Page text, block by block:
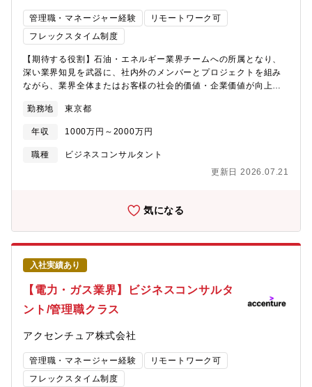
化、プラットフォーム構築【ポジションの魅力】■成長戦略の企画
～実行、全社DXの実現など、様々なサービスで素材業界クライア
ントの支援を行うため、幅広い経験を積むことができ、市場価値
が高まります。 ■クライアント企業の新たな柱となりうる新規事
業の立ち上げ支援も行っており、素材業界における同様のご経験
が活かせるポジションです。
管理職・マネージャー経験
リモートワーク可
フレックスタイム制度
【期待する役割】石油・エネルギー業界チームへの所属となり、
深い業界知見を武器に、社内外のメンバーとプロジェクトを組み
ながら、業界全体またはお客様の社会的価値・企業価値が向上す
下記のようなテーマに携わり、業界全体、クライアントの変革を
全面的に支援しています。■石油・エネルギーの産業別成長戦略■
石油・エネルギー業界におけるデジタル・トランスフォーメーシ
ョン■再生エネルギーなど、新エネルギー領域への政策や事業戦略
～実行支援、組織改革)や自由化に伴う戦略から実行まで【プロジ
実行支援・基幹システムを活用したデータトリブン経営改革支
援・全社カーボンニュートラル戦略策定支援・再エネ事業戦略策
定および立上げ支援・PMIによる事業・機能戦略から実行■デジタ
ル営業＆マーケティング・デジタルを活用した燃料油販売・営業
の変革・ブランド戦略見直しおよびプロモーション推進支援■サプ
ライチェーン・トレーディング管理システム導入支援・供給計画
業務の見直しおよびスケジューラー導入・ICT技術を活用した陸上
配送最適化【ポジションの魅力】■石油事業の効率化・最適化、お
よび新エネルギー領域の創出・拡大に向けて、戦略策定から業務
幅広くサービス提供、実行支援を行う経験を積むことができ、市
場価値が高まります。 ■グローバルネットワークとテクノロジー
の強みを活かして最新かつ先進的な案件を扱っています。技術面
で先行する欧米のトレンドや支援事例にアクセスできることで最
勤務地 東京都
年収 1000万円～2000万円
職種
ビジネスコンサルタント
更新日 2026.07.21
気になる
入社実績あり
【電力・ガス業界】ビジネスコンサルタ
ント/管理職クラス
アクセンチュア株式会社
管理職・マネージャー経験
リモートワーク可
フレックスタイム制度